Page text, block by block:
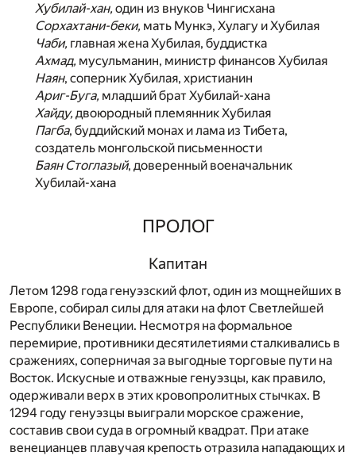
Хубилай-хан, один из внуков Чингисхана
Сорхахтани-беки, мать Мункэ, Хулагу и Хубилая
Чаби, главная жена Хубилая, буддистка
Ахмад, мусульманин, министр финансов Хубилая
Наян, соперник Хубилая, христианин
Ариг-Буга, младший брат Хубилай-хана
Хайду, двоюродный племянник Хубилая
Пагба, буддийский монах и лама из Тибета,
создатель монгольской письменности
Баян Стоглазый, доверенный военачальник
Хубилай-хана
ПРОЛОГ
Капитан
Летом 1298 года генуэзский флот, один из мощнейших в
Европе, собирал силы для атаки на флот Светлейшей
Республики Венеции. Несмотря на формальное
перемирие, противники десятилетиями сталкивались в
сражениях, соперничая за выгодные торговые пути на
Восток. Искусные и отважные генуэзцы, как правило,
одерживали верх в этих кровопролитных стычках. В
1294 году генуэзцы выиграли морское сражение,
составив свои суда в огромный квадрат. При атаке
венецианцев плавучая крепость отразила нападающих и